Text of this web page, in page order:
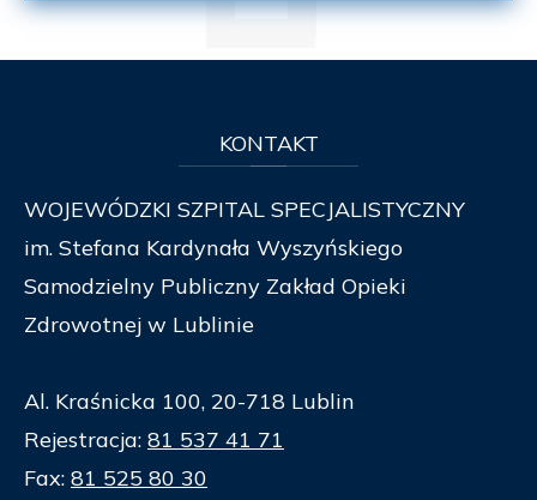
KONTAKT
WOJEWÓDZKI SZPITAL SPECJALISTYCZNY
im. Stefana Kardynała Wyszyńskiego
Samodzielny Publiczny Zakład Opieki
Zdrowotnej w Lublinie
Al. Kraśnicka 100, 20-718 Lublin
Rejestracja: 81 537 41 71
Fax: 81 525 80 30